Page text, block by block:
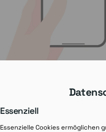
Essenziell
Essenzielle Cookies ermöglichen